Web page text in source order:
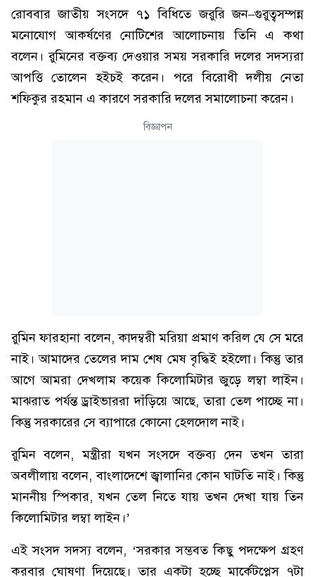
রোববার জাতীয় সংসদে ৭১ বিধিতে জরুরি জন–গুরুত্বসম্পন্ন
মনোযোগ আকর্ষণের নোটিশের আলোচনায় তিনি এ কথা
বলেন। রুমিনের বক্তব্য দেওয়ার সময় সরকারি দলের সদস্যরা
আপত্তি তোলেন হইচই করেন। পরে বিরোধী দলীয় নেতা
শফিকুর রহমান এ কারণে সরকারি দলের সমালোচনা করেন।
বিজ্ঞাপন
রুমিন ফারহানা বলেন, কাদম্বরী মরিয়া প্রমাণ করিল যে সে মরে
নাই। আমাদের তেলের দাম শেষ মেষ বৃদ্ধিই হইলো। কিন্তু তার
আগে আমরা দেখলাম কয়েক কিলোমিটার জুড়ে লম্বা লাইন।
মাঝরাত পর্যন্ত ড্রাইভাররা দাঁড়িয়ে আছে, তারা তেল পাচ্ছে না।
কিন্তু সরকারের সে ব্যাপারে কোনো হেলদোল নাই।
রুমিন বলেন, মন্ত্রীরা যখন সংসদে বক্তব্য দেন তখন তারা
অবলীলায় বলেন, বাংলাদেশে জ্বালানির কোন ঘাটতি নাই। কিন্তু
মাননীয় স্পিকার, যখন তেল নিতে যায় তখন দেখা যায় তিন
কিলোমিটার লম্বা লাইন।’
এই সংসদ সদস্য বলেন, ‘সরকার সম্ভবত কিছু পদক্ষেপ গ্রহণ
করবার ঘোষণা দিয়েছে। তার একটা হচ্ছে মার্কেটপ্লেস ৭টা